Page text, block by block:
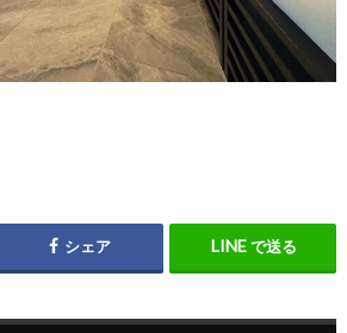
シェア で送る